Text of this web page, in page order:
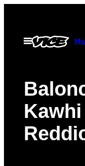
contenido
Abrir
Menú